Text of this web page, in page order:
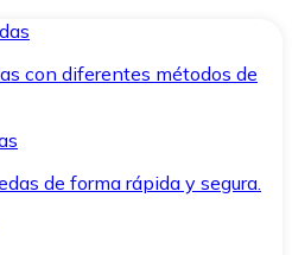
con diferentes métodos de
de forma rápida y segura.